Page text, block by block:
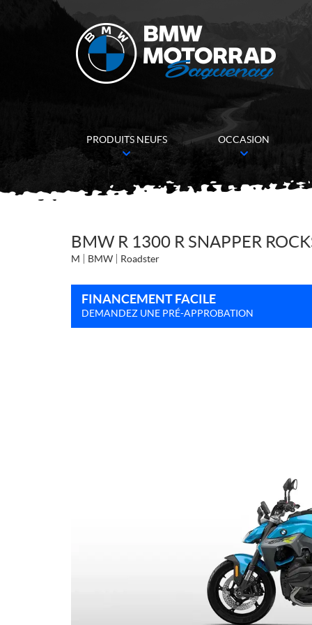
PRODUITS NEUFS OCCASION
BMW R 1300 R SNAPPER
M BMW Roadster
FINANCEMENT FACILE
DEMANDEZ UNE PRÉ-APPROBATION